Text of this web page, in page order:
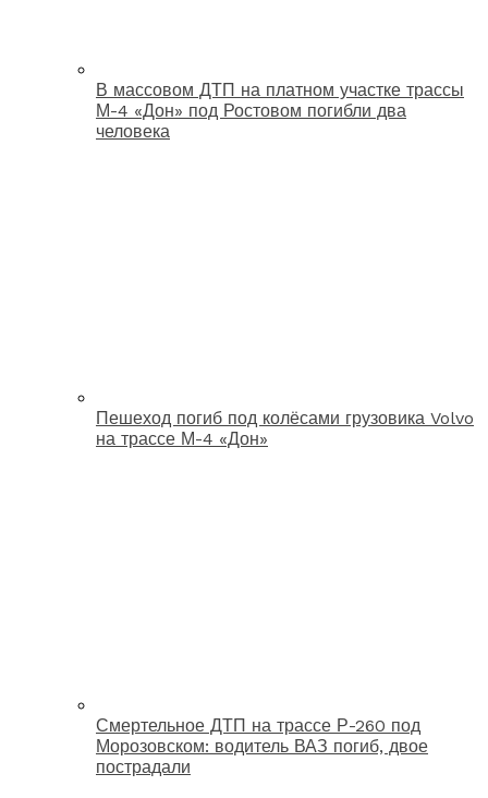
В массовом ДТП на платном участке трассы
М-4 «Дон» под Ростовом погибли два
человека
Пешеход погиб под колёсами грузовика Volvo
на трассе М-4 «Дон»
Смертельное ДТП на трассе Р-260 под
Морозовском: водитель ВАЗ погиб, двое
пострадали